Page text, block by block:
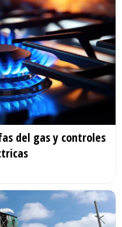
del gas y controles